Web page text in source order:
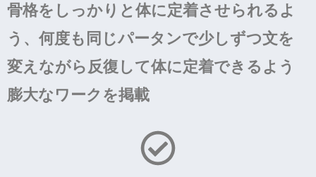
骨格をしっかりと体に定着させられるよ
う、何度も同じパータンで少しずつ文を
変えながら反復して体に定着できるよう
膨大なワークを掲載